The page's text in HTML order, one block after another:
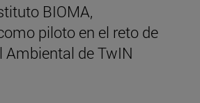
BIOMA,
piloto en el reto de
Ambiental de TwIN